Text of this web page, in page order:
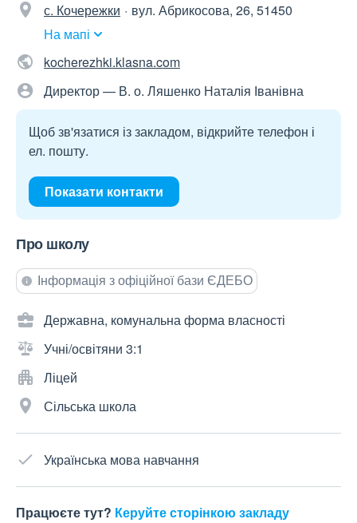
с. Кочережки
вул. Абрикосова, 26, 51450
На мапі
kocherezhki.klasna.com
Директор — В. о. Ляшенко Наталія Іванівна
Щоб зв'язатися із закладом, відкрийте телефон і
ел. пошту.
Показати контакти
Про школу
Інформація з офіційної бази ЄДЕБО
Державна, комунальна форма власності
Учні/освітяни 3:1
Ліцей
Сільська школа
Українська мова навчання
Працюєте тут? Керуйте сторінкою закладу